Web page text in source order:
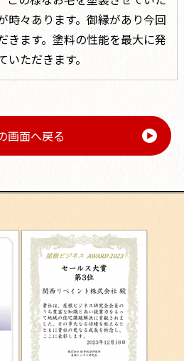
時々あります。御縁があり今回
きます。塗料の性能を最大に発
ただきます。
画面へ戻る